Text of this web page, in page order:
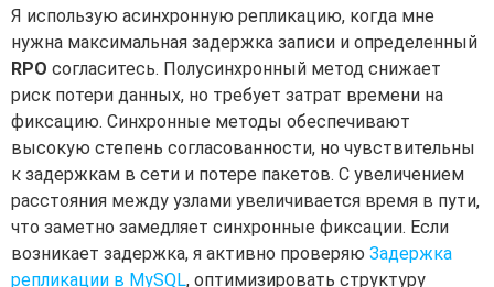
Я использую асинхронную репликацию, когда мне
нужна максимальная задержка записи и определенный
RPO согласитесь. Полусинхронный метод снижает
риск потери данных, но требует затрат времени на
фиксацию. Синхронные методы обеспечивают
высокую степень согласованности, но чувствительны
к задержкам в сети и потере пакетов. С увеличением
расстояния между узлами увеличивается время в пути,
что заметно замедляет синхронные фиксации. Если
возникает задержка, я активно проверяю Задержка
репликации в MySQL, оптимизировать структуру